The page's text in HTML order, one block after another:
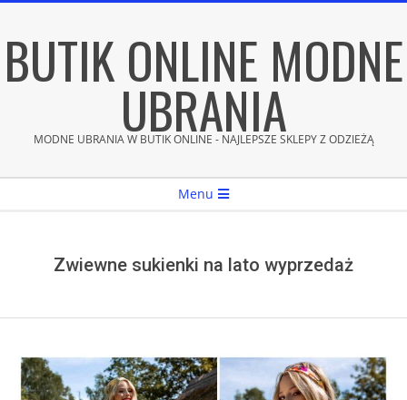
content
BUTIK ONLINE MODNE
UBRANIA
MODNE UBRANIA W BUTIK ONLINE - NAJLEPSZE SKLEPY Z ODZIEŻĄ
Menu
Zwiewne sukienki na lato wyprzedaż